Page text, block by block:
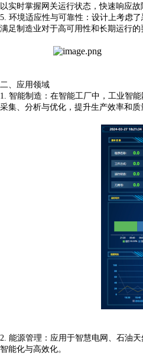
以实时掌握网关运行状态，快速响应
5. 环境适应性与可靠性：设计上考虑
满足制造业对于高可用性和长期运行的
二、 应用领域
1. 智能制造：在智能工厂中，工业智
采集、分析与优化，提升生产效率和质
2. 能源管理：应用于智慧电网、石油
智能化与高效化。